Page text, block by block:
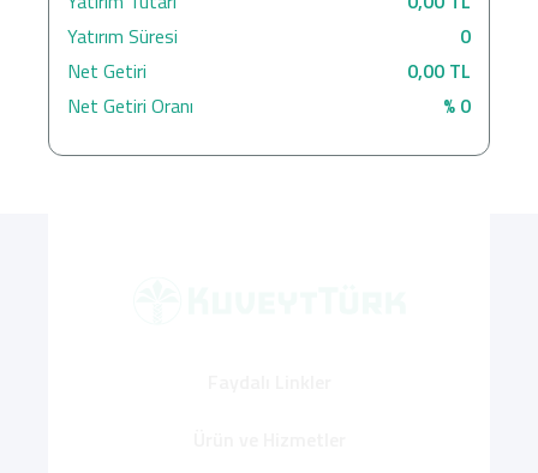
Dijital Bankacılık Hakkımızda
Yatırımcı İlişkileri
Şube ve ATM’ler
Ürün ve Hizmet Ücretleri
Englishالعربية